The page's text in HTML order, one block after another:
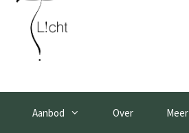
Aanbod Over Meer